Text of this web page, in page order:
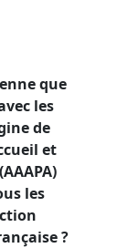
que
les
de
et
les
?